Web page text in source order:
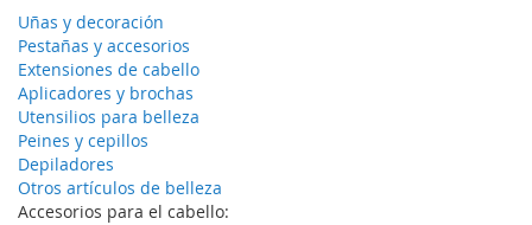
Uñas y decoración
Pestañas y accesorios
Extensiones de cabello
Aplicadores y brochas
Utensilios para belleza
Peines y cepillos
Depiladores
Otros artículos de belleza
Accesorios para el cabello: